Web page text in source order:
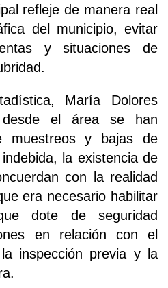
refleje de manera real
del municipio, evitar
y situaciones de
María Dolores
el área se han
muestreos y bajas de
la existencia de
con la realidad
era necesario habilitar
dote de seguridad
en relación con el
inspección previa y la